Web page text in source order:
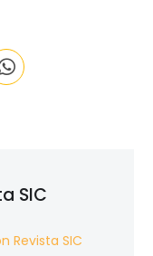
SIC
Revista SIC